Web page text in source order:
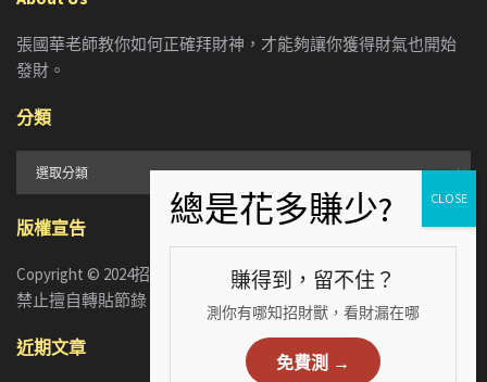
張國華老師教你如何正確拜財神，才能夠讓你獲得財氣也開始
發財。
分類
版權宣告
Copyright © 2024招財張國華. ALL RIGHTS RESERVED. 版權所有，
禁止擅自轉貼節錄
近期文章
賺得到，留不住？
測你有哪知招財獸，看財漏在哪
免費測 →